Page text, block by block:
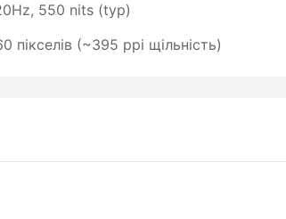
550 nits (typ)
пікселів (~395 ppi щільність)